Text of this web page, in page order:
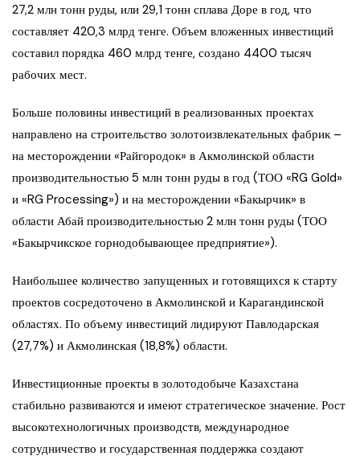
27,2 млн тонн руды, или 29,1 тонн сплава Доре в год, что
составляет 420,3 млрд тенге. Объем вложенных инвестиций
составил порядка 460 млрд тенге, создано 4400 тысяч
рабочих мест.
Больше половины инвестиций в реализованных проектах
направлено на строительство золотоизвлекательных фабрик –
на месторождении «Райгородок» в Акмолинской области
производительностью 5 млн тонн руды в год (ТОО «RG Gold»
и «RG Processing») и на месторождении «Бакырчик» в
области Абай производительностью 2 млн тонн руды (ТОО
«Бакырчикское горнодобывающее предприятие»).
Наибольшее количество запущенных и готовящихся к старту
проектов сосредоточено в Акмолинской и Карагандинской
областях. По объему инвестиций лидируют Павлодарская
(27,7%) и Акмолинская (18,8%) области.
Инвестиционные проекты в золотодобыче Казахстана
стабильно развиваются и имеют стратегическое значение. Рост
высокотехнологичных производств, международное
сотрудничество и государственная поддержка создают